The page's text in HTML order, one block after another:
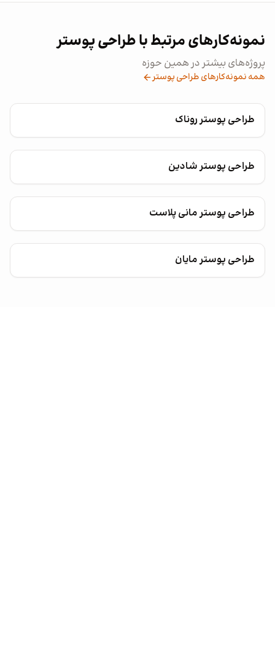
نمونه‌کارهای مرتبط با طراحی پوستر
پروژه‌های بیشتر در همین حوزه
همه نمونه‌کارهای طراحی پوستر
طراحی پوستر روناک
طراحی پوستر شادین
طراحی پوستر مانی پلاست
طراحی پوستر مایان